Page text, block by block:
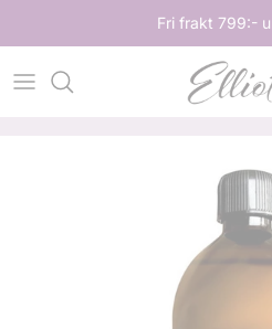
Fri frakt 799:-